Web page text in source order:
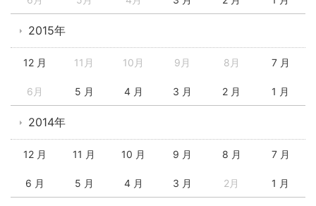
2015年
12 月 11月 10月 9月 8月 7 月
6月 5 月 4 月 3 月 2 月 1 月
2014年
12 月 11 月 10 月 9 月 8 月 7 月
6 月 5 月 4 月 3 月 2月 1 月